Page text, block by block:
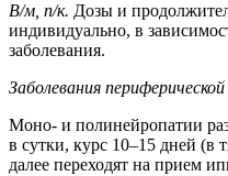
В/м, п/к. Дозы и
индивидуально, в
заболевания.
Заболевания
Моно- и полинейропатии
в сутки, курс 10–15 дней (в
далее переходят на прием